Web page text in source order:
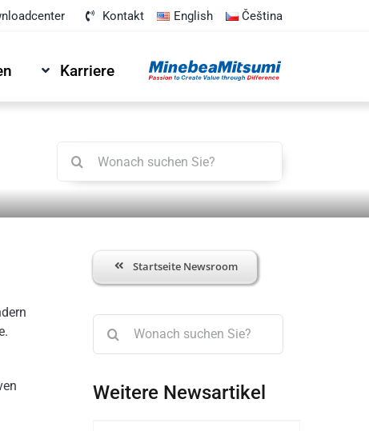
Kontakt English Čeština
Karriere
nach:
Startseite Newsroom
nach:
Weitere Newsartikel